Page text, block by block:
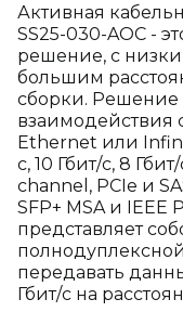
Активная
SS25-030-AOC -
решение, с
большим
сборки. Решение
взаимодействия
Ethernet или
с, 10 Гбит/с, 8
channel, PCIe и
SFP+ MSA и IEEE
представляет
передавать
Гбит/с на